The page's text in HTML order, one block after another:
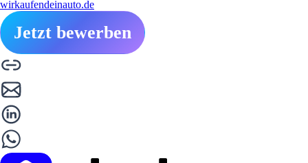
wirkaufendeinauto.de
Jetzt bewerben